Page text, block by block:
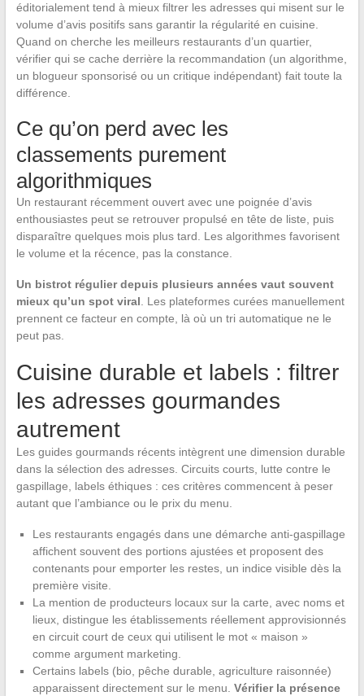
éditorialement tend à mieux filtrer les adresses qui misent sur le
volume d’avis positifs sans garantir la régularité en cuisine.
Quand on cherche les meilleurs restaurants d’un quartier,
vérifier qui se cache derrière la recommandation (un algorithme,
un blogueur sponsorisé ou un critique indépendant) fait toute la
différence.
Ce qu’on perd avec les
classements purement
algorithmiques
Un restaurant récemment ouvert avec une poignée d’avis
enthousiastes peut se retrouver propulsé en tête de liste, puis
disparaître quelques mois plus tard. Les algorithmes favorisent
le volume et la récence, pas la constance.
Un bistrot régulier depuis plusieurs années vaut souvent
mieux qu’un spot viral. Les plateformes curées manuellement
prennent ce facteur en compte, là où un tri automatique ne le
peut pas.
Cuisine durable et labels : filtrer
les adresses gourmandes
autrement
Les guides gourmands récents intègrent une dimension durable
dans la sélection des adresses. Circuits courts, lutte contre le
gaspillage, labels éthiques : ces critères commencent à peser
autant que l’ambiance ou le prix du menu.
Les restaurants engagés dans une démarche anti-gaspillage
affichent souvent des portions ajustées et proposent des
contenants pour emporter les restes, un indice visible dès la
première visite.
La mention de producteurs locaux sur la carte, avec noms et
lieux, distingue les établissements réellement approvisionnés
en circuit court de ceux qui utilisent le mot « maison »
comme argument marketing.
Certains labels (bio, pêche durable, agriculture raisonnée)
apparaissent directement sur le menu. Vérifier la présence